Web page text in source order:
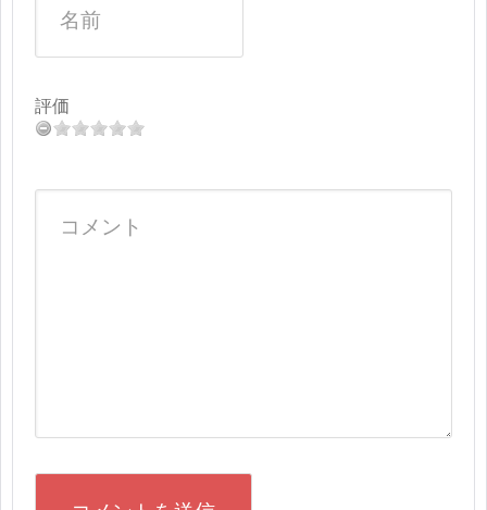
評価